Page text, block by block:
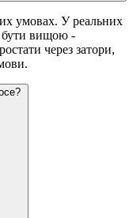
умовах. У реальних
бути вищою -
через затори,